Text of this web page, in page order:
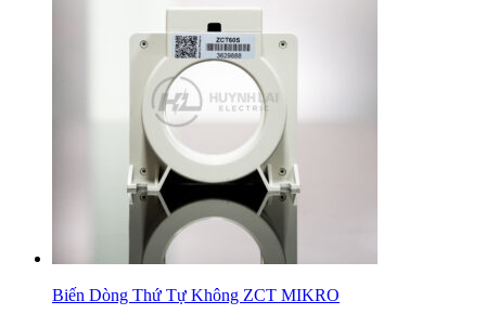
Biến Dòng Thứ Tự Không ZCT MIKRO